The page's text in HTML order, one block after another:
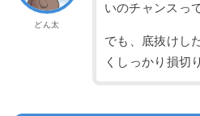
どん太
いのチャンスっ
でも、底抜けし
くしっかり損切